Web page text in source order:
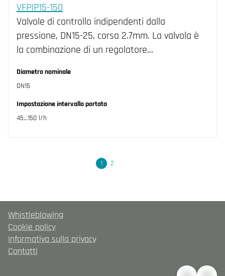
VFPIP15-150
Valvole di controllo indipendenti dalla
pressione, DN15-25, corsa 2.7mm. La valvola è
la combinazione di un regolatore…
Diametro nominale
DN15
Impostazione intervallo portata
45…150 l/h
1 2
Whistleblowing
Cookie policy
Informativa sulla privacy
Contatti